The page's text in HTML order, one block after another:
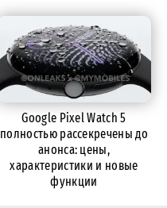
Google Pixel Watch 5
полностью рассекречены до
анонса: цены,
характеристики и новые
функции